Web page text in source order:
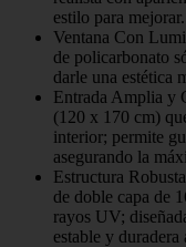
estilo para
Ventana Con
de policarbonato
darle una estética
Entrada Amplia y
(120 x 170 cm)
interior; permite
asegurando la
Estructura
de doble capa de
rayos UV;
estable y duradera